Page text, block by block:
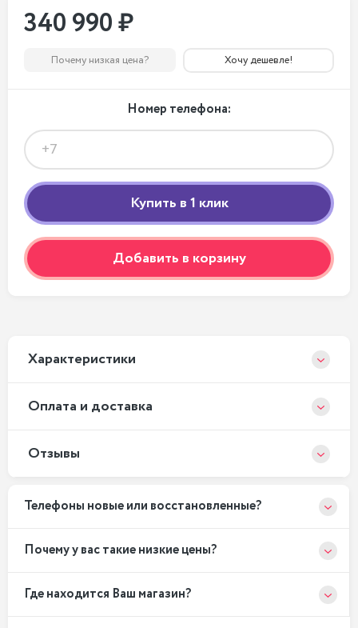
340 990 ₽
Почему низкая цена? Хочу дешевле!
Номер телефона:
Добавить в корзину
Xарактеристики
Оплата и доставка
Отзывы
Телефоны новые или восстановленные?
Почему у вас такие низкие цены?
Где находится Ваш магазин?